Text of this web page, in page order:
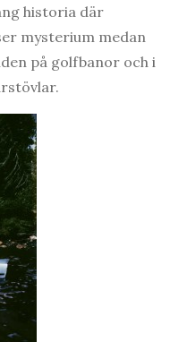
historia där
mysterium medan
på golfbanor och i